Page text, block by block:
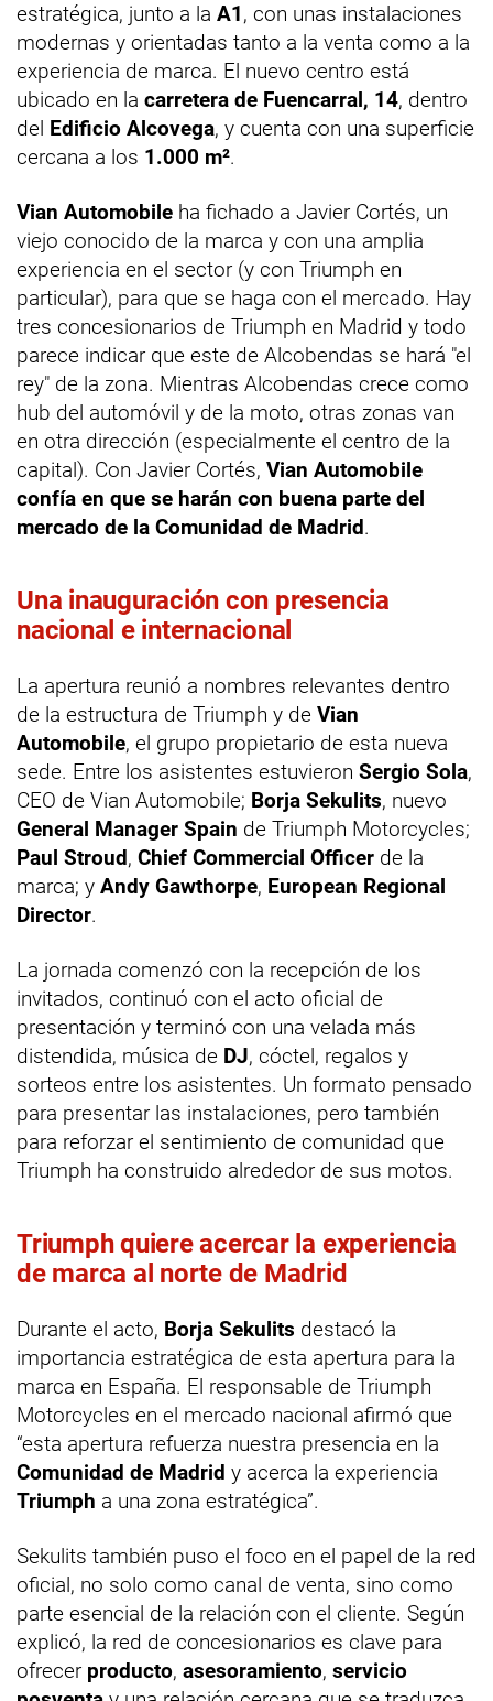
estratégica, junto a la A1, con unas instalaciones
modernas y orientadas tanto a la venta como a la
experiencia de marca. El nuevo centro está
ubicado en la carretera de Fuencarral, 14, dentro
del Edificio Alcovega, y cuenta con una superficie
cercana a los 1.000 m².
Vian Automobile ha fichado a Javier Cortés, un
viejo conocido de la marca y con una amplia
experiencia en el sector (y con Triumph en
particular), para que se haga con el mercado. Hay
tres concesionarios de Triumph en Madrid y todo
parece indicar que este de Alcobendas se hará "el
rey" de la zona. Mientras Alcobendas crece como
hub del automóvil y de la moto, otras zonas van
en otra dirección (especialmente el centro de la
capital). Con Javier Cortés, Vian Automobile
confía en que se harán con buena parte del
mercado de la Comunidad de Madrid.
Una inauguración con presencia
nacional e internacional
La apertura reunió a nombres relevantes dentro
de la estructura de Triumph y de Vian
Automobile, el grupo propietario de esta nueva
sede. Entre los asistentes estuvieron Sergio Sola,
CEO de Vian Automobile; Borja Sekulits, nuevo
General Manager Spain de Triumph Motorcycles;
Paul Stroud, Chief Commercial Officer de la
marca; y Andy Gawthorpe, European Regional
Director.
La jornada comenzó con la recepción de los
invitados, continuó con el acto oficial de
presentación y terminó con una velada más
distendida, música de DJ, cóctel, regalos y
sorteos entre los asistentes. Un formato pensado
para presentar las instalaciones, pero también
para reforzar el sentimiento de comunidad que
Triumph ha construido alrededor de sus motos.
Triumph quiere acercar la experiencia
de marca al norte de Madrid
Durante el acto, Borja Sekulits destacó la
importancia estratégica de esta apertura para la
marca en España. El responsable de Triumph
Motorcycles en el mercado nacional afirmó que
“esta apertura refuerza nuestra presencia en la
Comunidad de Madrid y acerca la experiencia
Triumph a una zona estratégica”.
Sekulits también puso el foco en el papel de la red
oficial, no solo como canal de venta, sino como
parte esencial de la relación con el cliente. Según
explicó, la red de concesionarios es clave para
ofrecer producto, asesoramiento, servicio